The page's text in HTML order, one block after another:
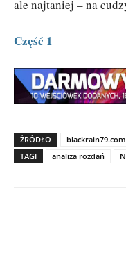
ale najtaniej – na
Część 1
ŹRÓDŁO
blackrain79.com
TAGI
analiza rozdań